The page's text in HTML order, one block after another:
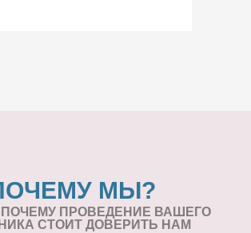
МЫ?
ПОЧЕМУ ПРОВЕДЕНИЕ ВАШЕГО
СТОИТ ДОВЕРИТЬ НАМ